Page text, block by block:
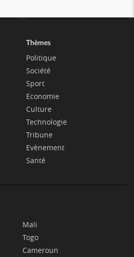
Thèmes
Politique
Société
Sport
Economie
Culture
Technologie
Tribune
Evènement
Santé
Mali
Togo
Cameroun